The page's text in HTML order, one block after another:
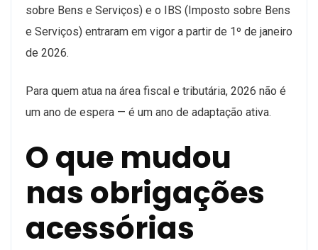
sobre Bens e Serviços) e o IBS (Imposto sobre Bens
e Serviços) entraram em vigor a partir de 1º de janeiro
de 2026.
Para quem atua na área fiscal e tributária, 2026 não é
um ano de espera — é um ano de adaptação ativa.
O que mudou
nas obrigações
acessórias